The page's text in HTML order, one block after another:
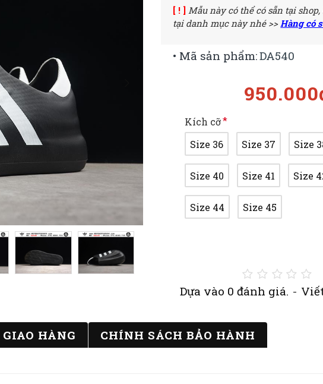
Dựa vào 0 đánh giá. -
• Mã sản phẩm:DA540
Kích cỡ
Size 36
Size 37 Size
Size 40 Size 41 Size
Size 44 Size 45
[ ! ] Mẫu này có thể có sẵn tại
tại danh mục này nhé >>Hàng có
HÀNG
CHÍNH SÁCH BẢO HÀNH